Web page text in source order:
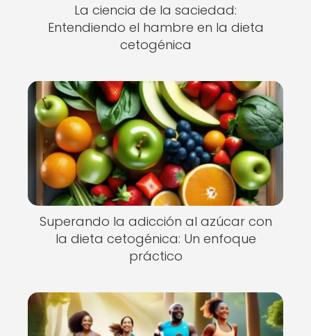
La ciencia de la saciedad:
Entendiendo el hambre en la dieta
cetogénica
Superando la adicción al azúcar con
la dieta cetogénica: Un enfoque
práctico